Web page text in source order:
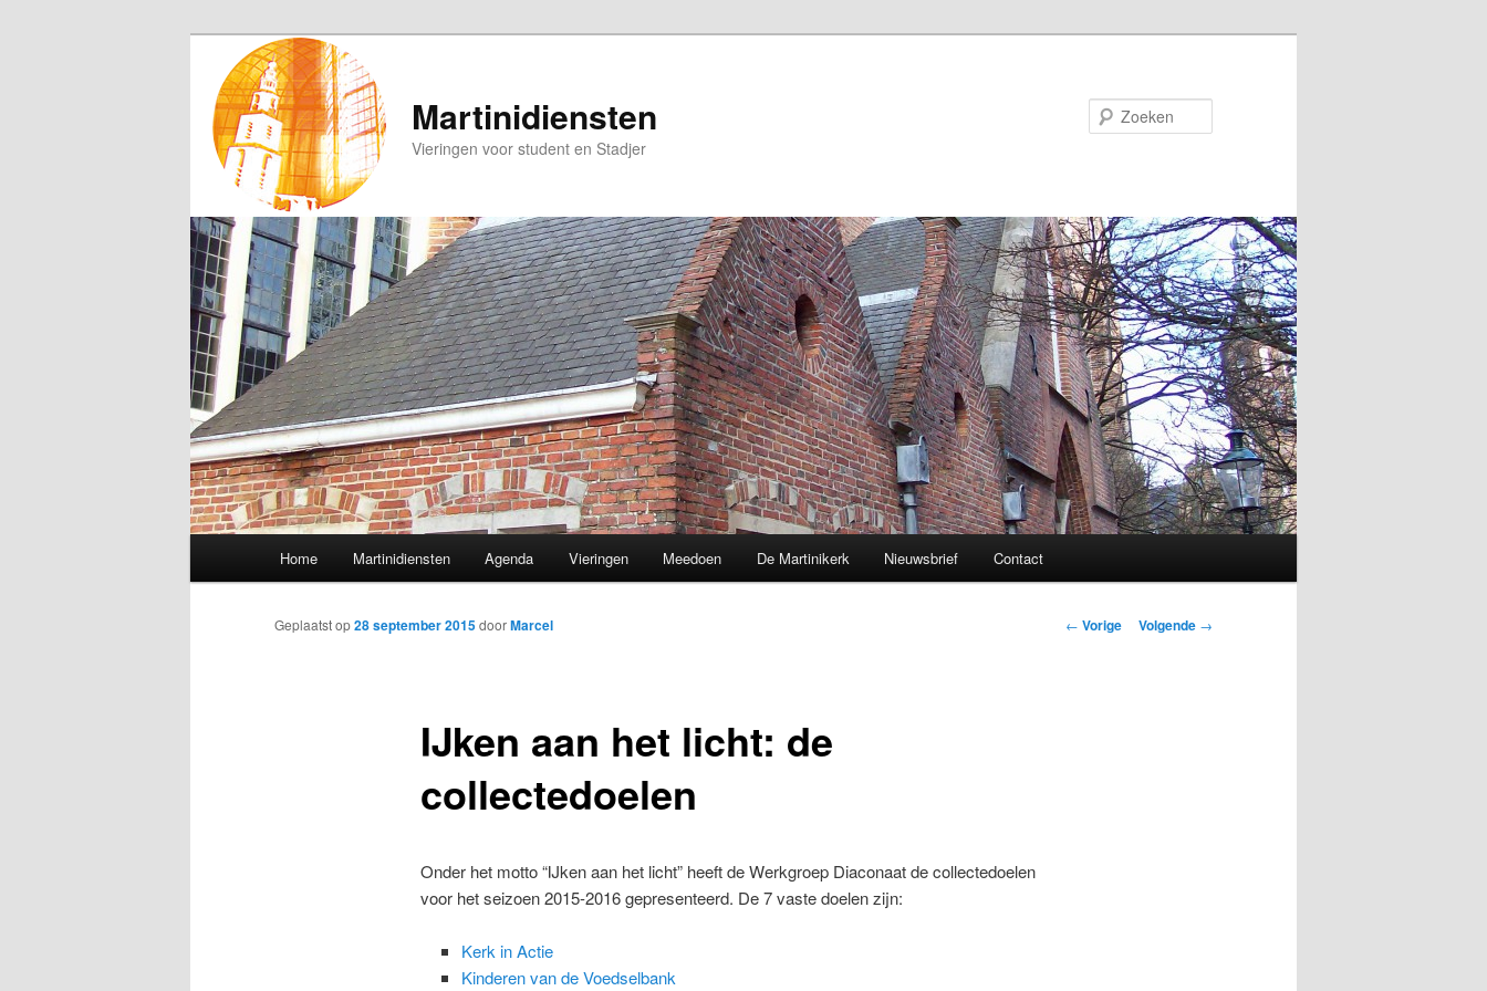
Martinidiensten
Vieringen voor student en Stadjer
Home Martinidiensten Agenda Vieringen Meedoen De Martinikerk Nieuwsbrief Contact
Bericht
← Vorige Volgende →
IJken aan het licht: de
collectedoelen
Geplaatst op28 september 2015doorMarcel
Onder het motto “IJken aan het licht” heeft de Werkgroep Diaconaat de collectedoelen
voor het seizoen 2015-2016 gepresenteerd. De 7 vaste doelen zijn:
Kerk in Actie
Kinderen van de Voedselbank